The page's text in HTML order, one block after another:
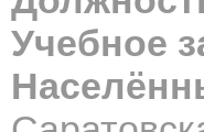
Учебное